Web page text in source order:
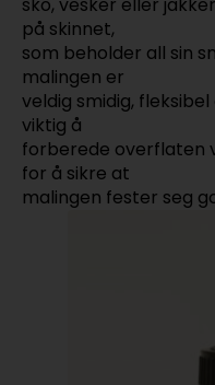
på skinnet,
som beholder all sin
malingen er
veldig smidig,
viktig å
forberede overflaten
for å sikre at
malingen fester seg